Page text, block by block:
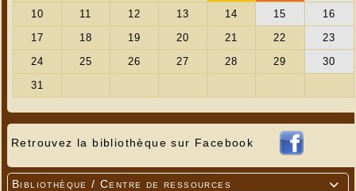
Retrouvez la bibliothèque sur Facebook

Bibliothèque / Centre de ressources